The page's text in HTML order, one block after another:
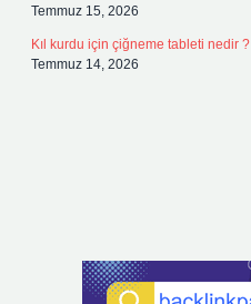
Temmuz 15, 2026
Kıl kurdu için çiğneme tableti nedir ?
Temmuz 14, 2026